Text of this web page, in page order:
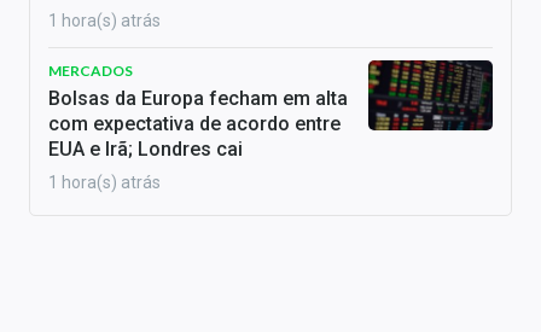
1 hora(s) atrás
MERCADOS
Bolsas da Europa fecham em alta
com expectativa de acordo entre
EUA e Irã; Londres cai
1 hora(s) atrás